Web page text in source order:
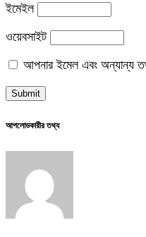
ইমেইল
ওয়েবসাইট
আপনার ইমেল এবং অন্যান্য
আপলোডকারীর তথ্য